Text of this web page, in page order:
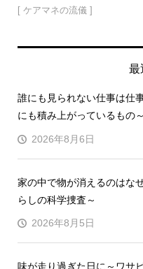
[ ケアマネの流儀 ]
最
誰にも見られない仕事は仕
にも積み上がっているもの～
2026年8月6日
家の中で物が消えるのはな
らしの科学捜査～
2026年8月5日
味が走り過ぎた日に～ワサ